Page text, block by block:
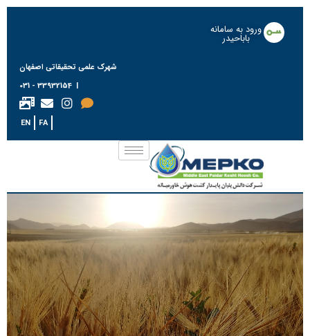
ورود به سامانه
باباحیدر
شهرک علمی تحقیقاتی اصفهان
| 33932154 - 031
FA
EN